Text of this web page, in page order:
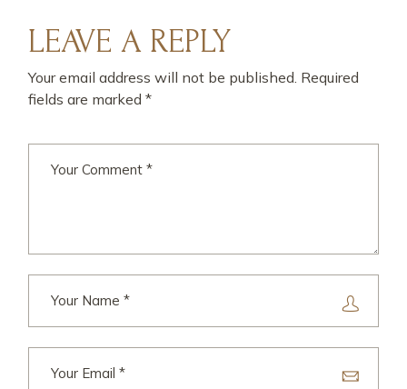
LEAVE A REPLY
Your email address will not be published. Required
fields are marked*